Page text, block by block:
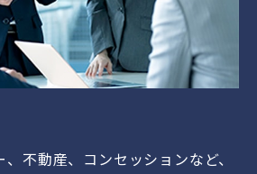
不動産、コンセッションなど、